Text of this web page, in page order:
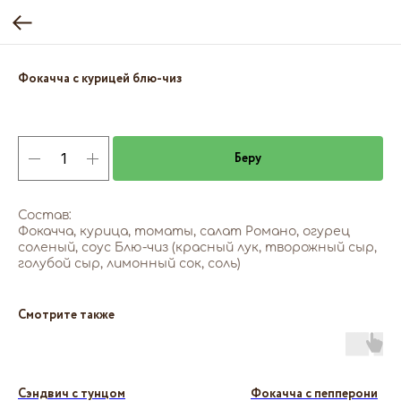
Фокачча с курицей блю-чиз
Беру
Состав:
Фокачча, курица, томаты, салат Романо, огурец
соленый, соус Блю-чиз (красный лук, творожный сыр,
голубой сыр, лимонный сок, соль)
Смотрите также
Сэндвич с тунцом Фокачча с пепперони